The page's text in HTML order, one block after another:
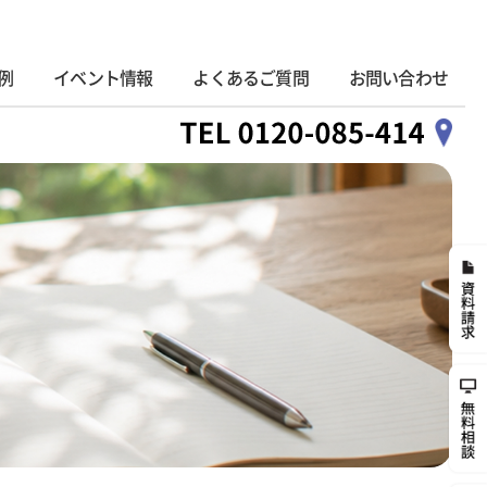
イベント情報 よくあるご質問 お問い合わせ